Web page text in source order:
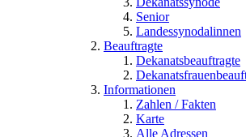
Senior
Landessynodalinnen
Beauftragte
Dekanatsbeauftragte
Informationen
Zahlen / Fakten
Karte
Alle Adressen